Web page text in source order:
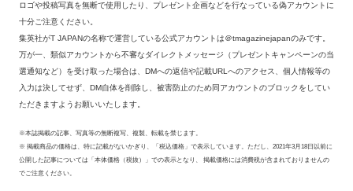
ロゴや投稿写真を無断で使用したり、プレゼント企画などを行なっている偽アカウントに
十分ご注意ください。
集英社がT JAPANの名称で運営している公式アカウントは＠tmagazinejapanのみです。
万が一、類似アカウントから不審なダイレクトメッセージ（プレゼントキャンペーンの当
選通知など）を受け取った場合は、DMへの返信や記載URLへのアクセス、個人情報等の
入力は決してせず、DM自体を削除し、被害防止のため同アカウントのブロックをしてい
ただきますようお願いいたします。
※本誌掲載の記事、写真等の無断複写、複製、転載を禁じます。
※ 掲載商品の価格は、特に記載がないかぎり、「税込価格」で表示しています。ただし、2021年3月18日以前に
公開した記事については「本体価格（税抜）」での表示となり、 掲載価格には消費税が含まれておりませんの
でご注意ください。